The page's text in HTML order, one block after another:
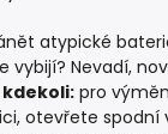
atypické
vybijí? Nevadí,
pro
otevřete spodní